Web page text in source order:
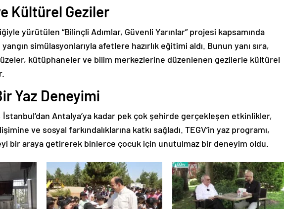
Kültürel Geziler
yürütülen “Bilinçli Adımlar, Güvenli Yarınlar” projesi kapsamında
simülasyonlarıyla afetlere hazırlık eğitimi aldı. Bunun yanı sıra,
kütüphaneler ve bilim merkezlerine düzenlenen gezilerle kültürel
Yaz Deneyimi
İstanbul’dan Antalya’ya kadar pek çok şehirde gerçekleşen etkinlikler,
ve sosyal farkındalıklarına katkı sağladı. TEGV’in yaz programı,
bir araya getirerek binlerce çocuk için unutulmaz bir deneyim oldu.